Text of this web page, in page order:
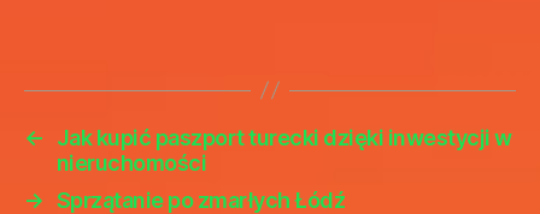
←
Jak kupić paszport turecki dzięki inwestycji w
nieruchomości
→ Sprzątanie po zmarłych Łódź